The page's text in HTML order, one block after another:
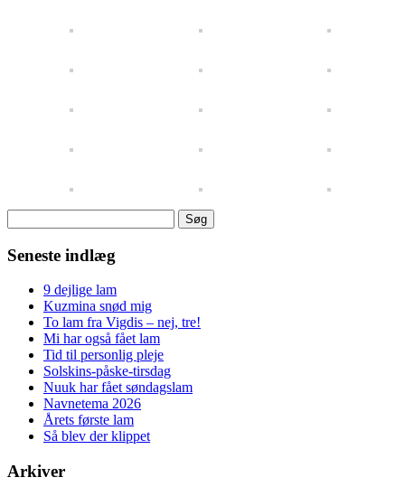
efter:
Seneste indlæg
9 dejlige lam
Kuzmina snød mig
To lam fra Vigdis – nej, tre!
Mi har også fået lam
Tid til personlig pleje
Solskins-påske-tirsdag
Nuuk har fået søndagslam
Navnetema 2026
Årets første lam
Så blev der klippet
Arkiver